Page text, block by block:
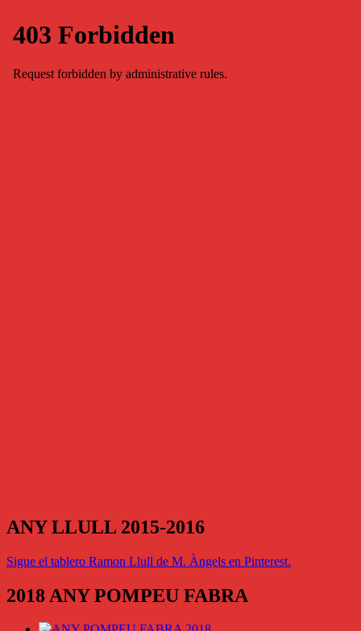
ANY LLULL 2015-2016
Sigue el tablero Ramon Llull de M. Àngels en Pinterest.
2018 ANY POMPEU FABRA